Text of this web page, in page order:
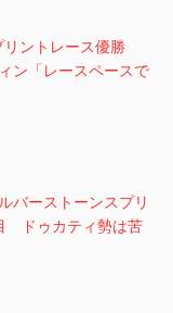
リントレース優勝
ン「レースペースで
バーストーンスプリ
ドゥカティ勢は苦